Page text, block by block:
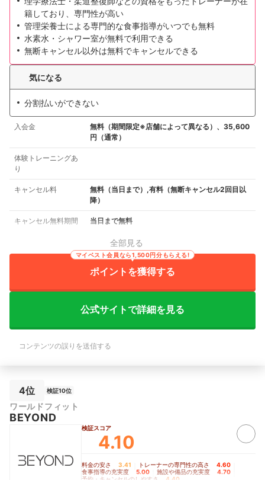
籍しており、専門性が高い
管理栄養士による専門的な食事指導がいつでも無料
水素水・シャワー室が無料で利用できる
無断キャンセル以外は無料でキャンセルできる
気になる
分割払いができない
入会金
無料（期間限定※店舗によって異なる）、35,600
円（通常）
体験トレーニングあ
り
キャンセル料
無料（当日まで）,有料（無断キャンセル2回目以
降）
キャンセル無料期間 当日まで無料
全部見る
ポイントを獲得する
マイベスト会員なら1,500円分もらえる!
公式サイトで詳細を見る
コンテンツの誤りを送信する
4位 検証10位
ワールドフィット
BEYOND
検証スコア
4.10
料金の安さ 3.41 トレーナーの専門性の高さ 4.60
食事指導の充実度 5.00 施設や備品の充実度 4.70